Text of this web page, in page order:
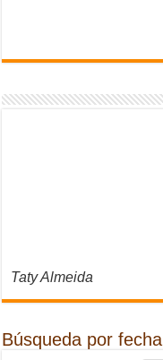
Taty Almeida
Búsqueda por fecha